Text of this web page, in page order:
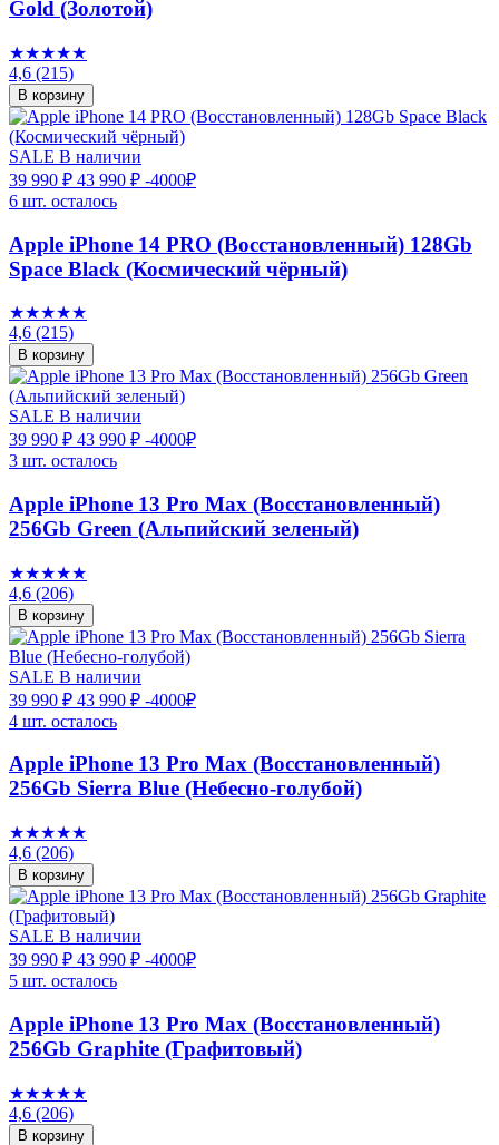
Gold (Золотой)
★★★★★
4,6 (215)
В корзину
SALE В наличии
39 990 ₽ 43 990 ₽ -4000₽
6 шт. осталось
Apple iPhone 14 PRO (Восстановленный) 128Gb
Space Black (Космический чёрный)
★★★★★
4,6 (215)
В корзину
SALE В наличии
39 990 ₽ 43 990 ₽ -4000₽
3 шт. осталось
Apple iPhone 13 Pro Max (Восстановленный)
256Gb Green (Альпийский зеленый)
★★★★★
4,6 (206)
В корзину
SALE В наличии
39 990 ₽ 43 990 ₽ -4000₽
4 шт. осталось
Apple iPhone 13 Pro Max (Восстановленный)
256Gb Sierra Blue (Небесно-голубой)
★★★★★
4,6 (206)
В корзину
SALE В наличии
39 990 ₽ 43 990 ₽ -4000₽
5 шт. осталось
Apple iPhone 13 Pro Max (Восстановленный)
256Gb Graphite (Графитовый)
★★★★★
4,6 (206)
В корзину